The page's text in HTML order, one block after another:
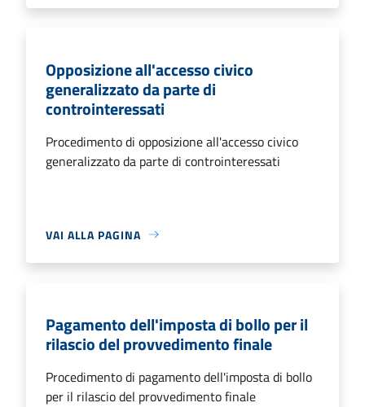
Opposizione all'accesso civico
generalizzato da parte di
controinteressati
Procedimento di opposizione all'accesso civico
generalizzato da parte di controinteressati
VAI ALLA PAGINA
Pagamento dell'imposta di bollo per il
rilascio del provvedimento finale
Procedimento di pagamento dell'imposta di bollo
per il rilascio del provvedimento finale